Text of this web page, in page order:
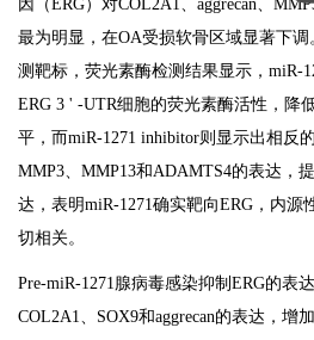
因（ERG）对COL2A1、aggrecan、
最为明显，在OA受损软骨区域显著下调
测靶标，荧光素酶检测结果显示，miR-
ERG 3 ' -UTR细胞的荧光素酶活性，降
平，而miR-1271 inhibitor则显示出相反
MMP3、MMP13和ADAMTS4的表达，
达，表明miR-1271确实靶向ERG，内源
切相关。
Pre-miR-1271腺病毒感染抑制ERG的表
COL2A1、SOX9和aggrecan的表达，增